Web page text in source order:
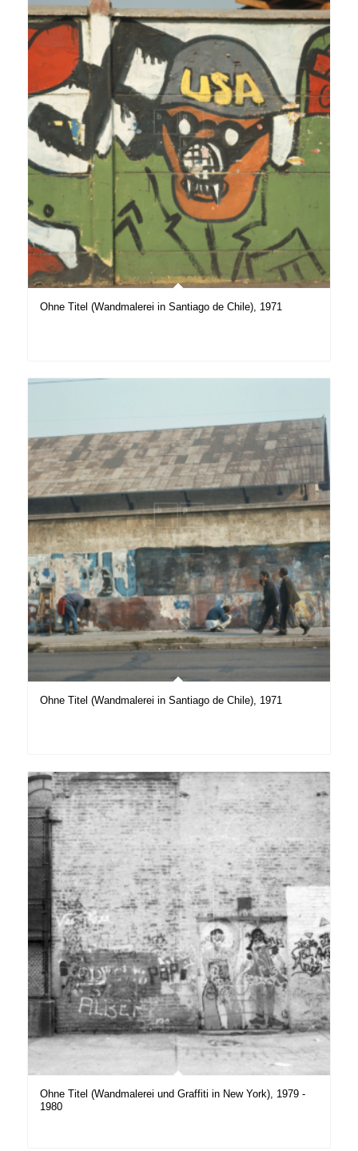
Ohne Titel (Wandmalerei in Santiago de Chile), 1971
Ohne Titel (Wandmalerei in Santiago de Chile), 1971
Ohne Titel (Wandmalerei und Graffiti in New York), 1979 -
1980